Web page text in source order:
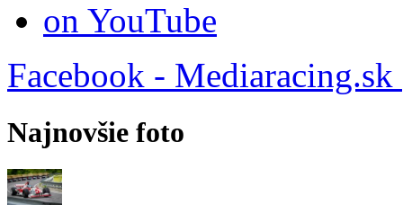
Facebook - Mediaracing.sk
Najnovšie foto